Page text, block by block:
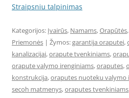
Straipsniu talpinimas
Kategorijos: Įvairūs, Namams,Orapūtės,
Priemonės | Žymos:garantija oraputei,
kanalizacijai,orapute tvenkiniams,
orapute valymo irenginiams,oraputes,
konstrukcija,oraputes nuoteku valymo
secoh matmenys,oraputes tvenkiniams